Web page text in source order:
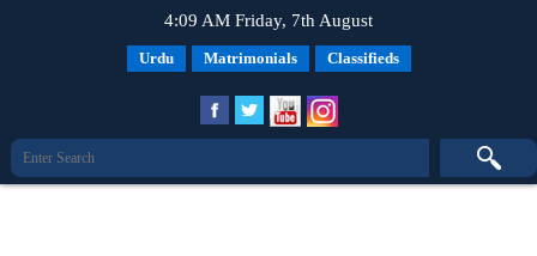
4:09 AM Friday, 7th August
Urdu Matrimonials Classifieds